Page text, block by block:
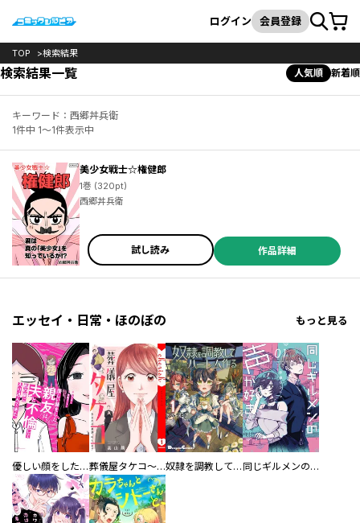
検索
ログイン 会員登録カート
TOP 検索結果
検索結果一覧 人気順 新着順
キーワード：西郷丼兵衛
1件中 1～1件表示中
美少女戦士☆権健郎
1巻 (320pt)
西郷丼兵衛
試し読み 作品詳細
エッセイ・日常・ほのぼの もっと見る
優しい顔をした親友は、夫と不倫して私の家に入り込んできた。 葬儀屋タケコ～あなたの最期、叶えます【電子単行本版】 奴隷を調教してハーレム作る 同じギルメンの声が好き